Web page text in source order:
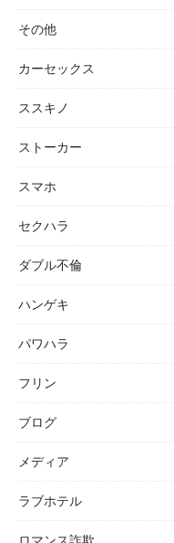
その他
カーセックス
ススキノ
ストーカー
スマホ
セクハラ
ダブル不倫
ハンゲキ
パワハラ
フリン
ブログ
メディア
ラブホテル